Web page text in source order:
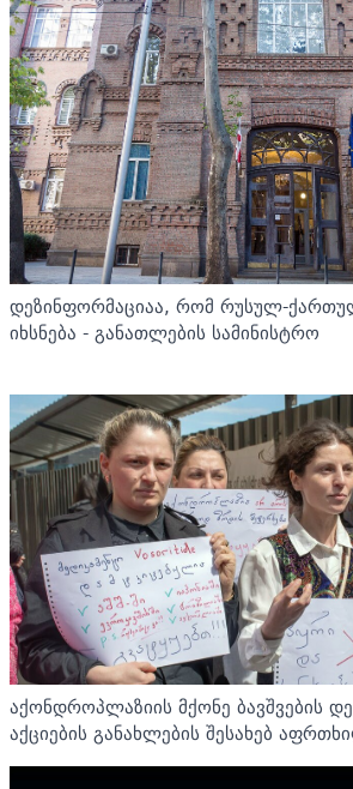
დეზინფორმაციაა, რომ რუსულ-
იხსნება - განათლების სამინისტრო
აქონდროპლაზიის მქონე ბავშვების
აქციების განახლების შესახებ